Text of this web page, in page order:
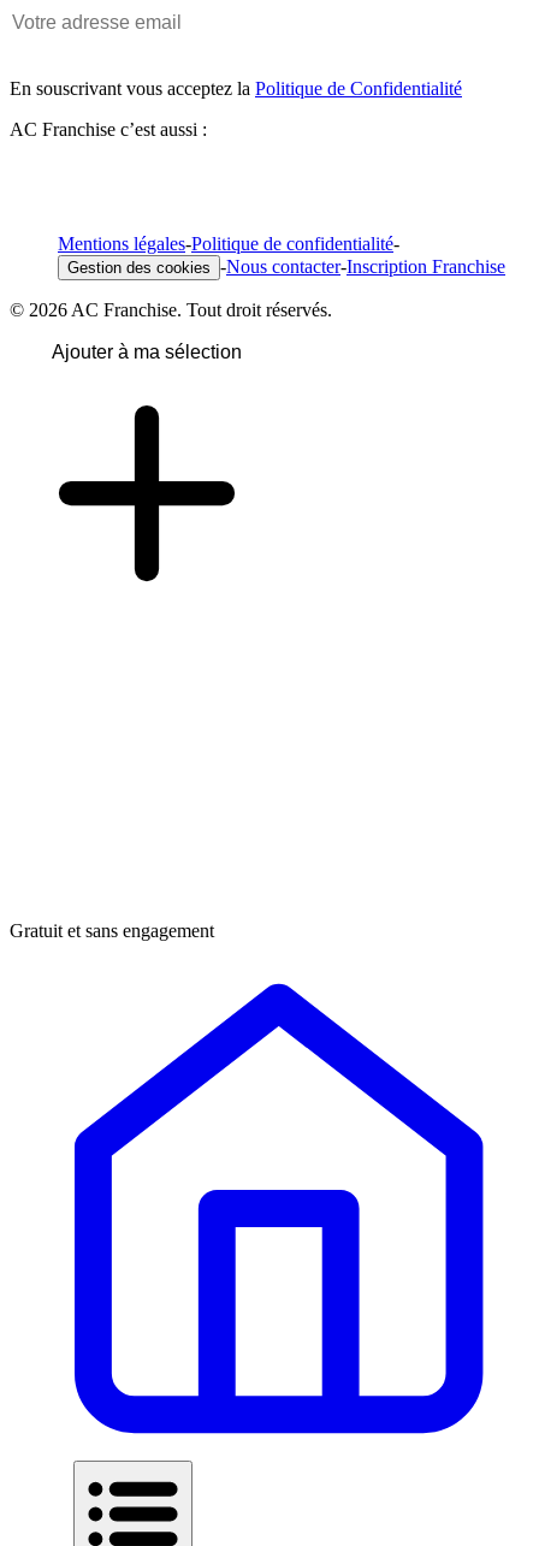
En souscrivant vous acceptez la Politique de Confidentialité
AC Franchise c’est aussi :
Mentions légales-Politique de confidentialité-
Gestion des cookies -Nous contacter-Inscription Franchise
© 2026 AC Franchise. Tout droit réservés.
Ajouter à ma sélection
Gratuit et sans engagement